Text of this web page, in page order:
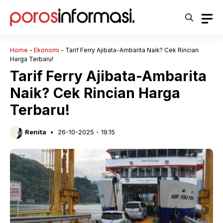
Home - Ekonomi - Tarif Ferry Ajibata-Ambarita Naik? Cek Rincian
Harga Terbaru!
Tarif Ferry Ajibata-Ambarita
Naik? Cek Rincian Harga
Terbaru!
Renita 26-10-2025 - 19.15